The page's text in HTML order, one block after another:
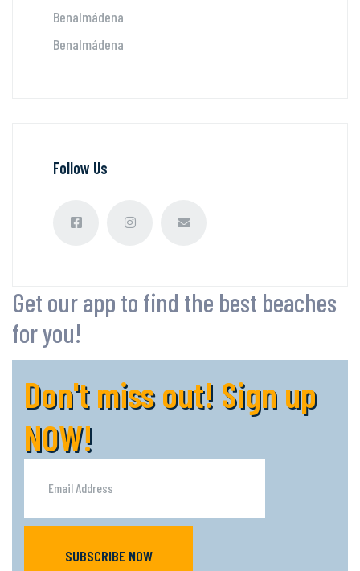
Benalmádena
Benalmádena
Follow Us
Get our app to find the best beaches
for you!
Don't miss out! Sign up
NOW!
SUBSCRIBE NOW